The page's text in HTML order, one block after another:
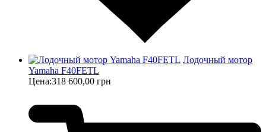
Лодочный мотор
Yamaha F40FETL
Цена:318 600,00 грн